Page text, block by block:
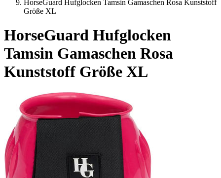
HorseGuard Hufglocken Tamsin Gamaschen Rosa Kunststoff
Größe XL
HorseGuard Hufglocken
Tamsin Gamaschen Rosa
Kunststoff Größe XL